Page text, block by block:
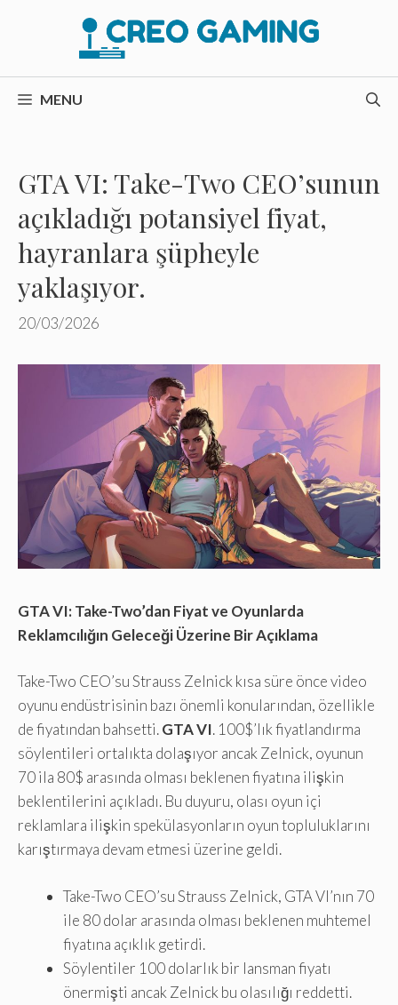
MENU
GTA VI: Take-Two CEO’sunun
açıkladığı potansiyel fiyat,
hayranlara şüpheyle
yaklaşıyor.
20/03/2026
GTA VI: Take-Two’dan Fiyat ve Oyunlarda
Reklamcılığın Geleceği Üzerine Bir Açıklama
Take-Two CEO’su Strauss Zelnick kısa süre önce video
oyunu endüstrisinin bazı önemli konularından, özellikle
de fiyatından bahsetti.GTA VI. 100$’lık fiyatlandırma
söylentileri ortalıkta dolaşıyor ancak Zelnick, oyunun
70 ila 80$ arasında olması beklenen fiyatına ilişkin
beklentilerini açıkladı. Bu duyuru, olası oyun içi
reklamlara ilişkin spekülasyonların oyun topluluklarını
karıştırmaya devam etmesi üzerine geldi.
Take-Two CEO’su Strauss Zelnick, GTA VI’nın 70
ile 80 dolar arasında olması beklenen muhtemel
fiyatına açıklık getirdi.
Söylentiler 100 dolarlık bir lansman fiyatı
önermişti ancak Zelnick bu olasılığı reddetti.